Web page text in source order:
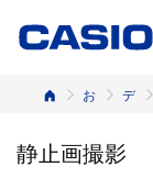
ホーム お客様サポート デジタルカメラ
静止画撮影